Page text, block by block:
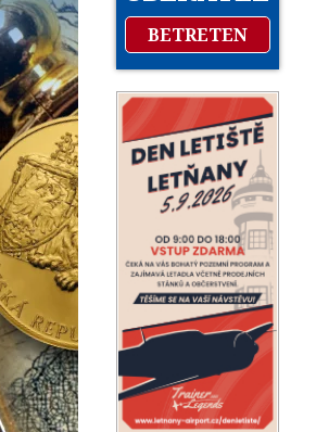
BETRETEN